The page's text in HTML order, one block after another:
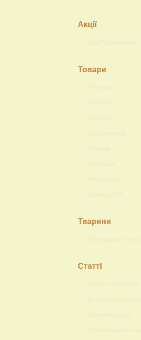
Акції
Товари
Тварини
Статті